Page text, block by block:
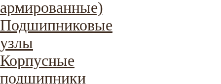
армированные)
Подшипниковые
узлы
Корпусные
подшипники